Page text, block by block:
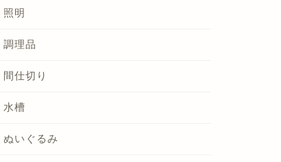
照明
調理品
間仕切り
水槽
ぬいぐるみ